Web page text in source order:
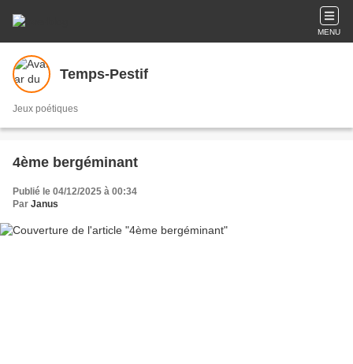
MENU
Temps-Pestif
Jeux poétiques
4ème bergéminant
Publié le 04/12/2025 à 00:34
Par Janus